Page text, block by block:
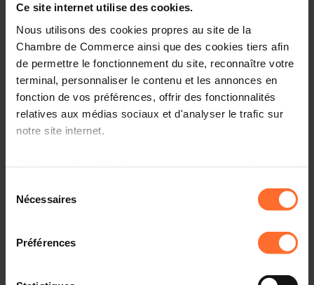
Ce site internet utilise des cookies.
Nous utilisons des cookies propres au site de la
Chambre de Commerce ainsi que des cookies tiers afin
de permettre le fonctionnement du site, reconnaître votre
terminal, personnaliser le contenu et les annonces en
fonction de vos préférences, offrir des fonctionnalités
relatives aux médias sociaux et d'analyser le trafic sur
notre site internet.
à l’exception des cookies strictement nécessaires au
fonctionnement du site. Une description des différents
cookies est accessible sous l’onglet « Détails » ci-
dessus.
Il est précisé que la navigation sur le site et certaines
Nécessaires
Préférences
l'Institut national pour le développement de la formation
professionnelle continue (INFPC) réalise une enquête qui
est mobilisée dans les entreprises de moins de 50